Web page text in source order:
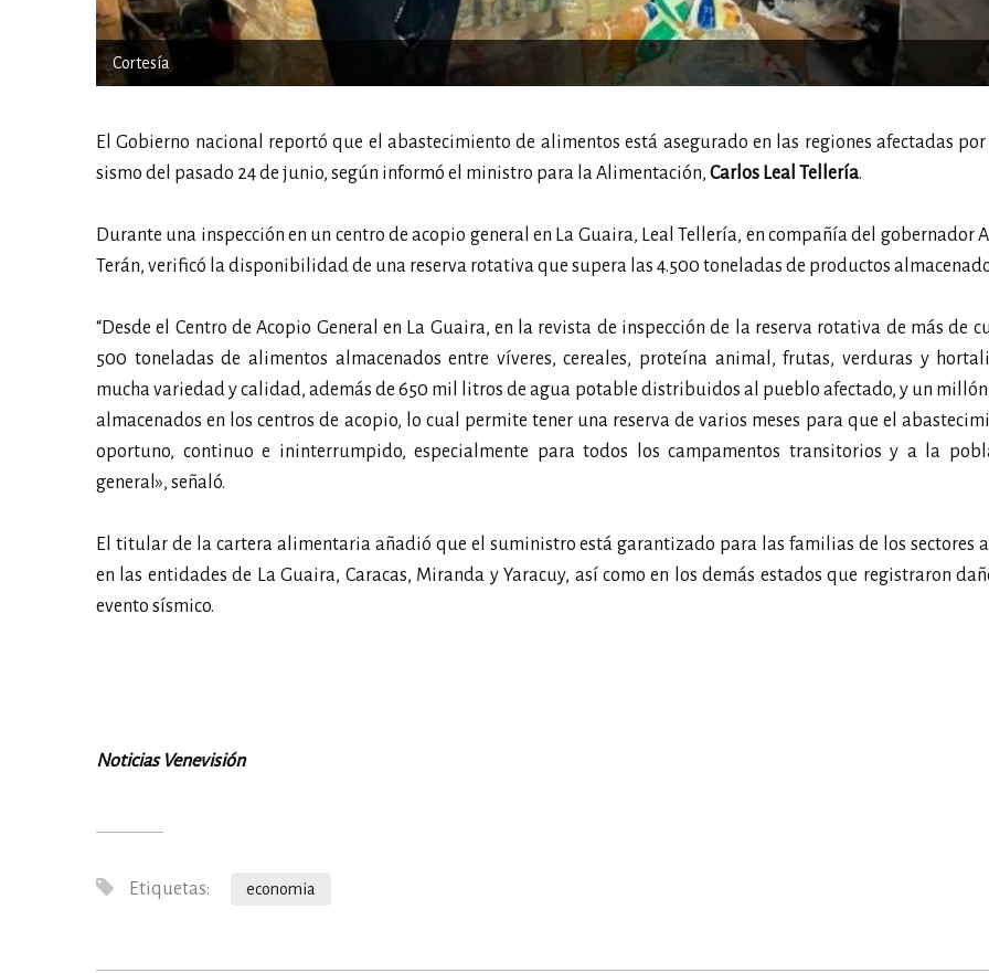
Cortesía
El Gobierno nacional reportó que el abastecimiento de alimentos está asegurado en las regiones afectadas
sismo del pasado 24 de junio, según informó el ministro para la Alimentación, Carlos Leal Tellería.
Durante una inspección en un centro de acopio general en La Guaira, Leal Tellería, en compañía del gobernador
Terán, verificó la disponibilidad de una reserva rotativa que supera las 4.500 toneladas de productos
“Desde el Centro de Acopio General en La Guaira, en la revista de inspección de la reserva rotativa de más de
500 toneladas de alimentos almacenados entre víveres, cereales, proteína animal, frutas, verduras y
mucha variedad y calidad, además de 650 mil litros de agua potable distribuidos al pueblo afectado, y un
almacenados en los centros de acopio, lo cual permite tener una reserva de varios meses para que el
oportuno, continuo e ininterrumpido, especialmente para todos los campamentos transitorios y a la
general», señaló.
El titular de la cartera alimentaria añadió que el suministro está garantizado para las familias de los sectores
en las entidades de La Guaira, Caracas, Miranda y Yaracuy, así como en los demás estados que registraron
evento sísmico.
Noticias Venevisión
Etiquetas: economia